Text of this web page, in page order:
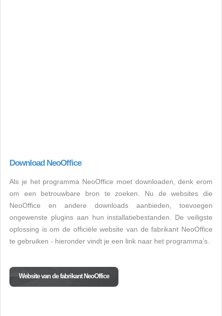
Download NeoOffice
Als je het programma NeoOffice moet downloaden, denk erom
om een betrouwbare bron te zoeken. Nu de websites die
NeoOffice en andere downloads aanbieden, toevoegen
ongewenste plugins aan hun installatiebestanden. De veiligste
oplossing is om de officiële website van de fabrikant NeoOffice
te gebruiken - hieronder vindt je een link naar het programma’s.
Website van de fabrikant NeoOffice